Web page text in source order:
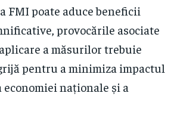
FMI poate aduce beneficii
provocările asociate
a măsurilor trebuie
pentru a minimiza impactul
naționale și a